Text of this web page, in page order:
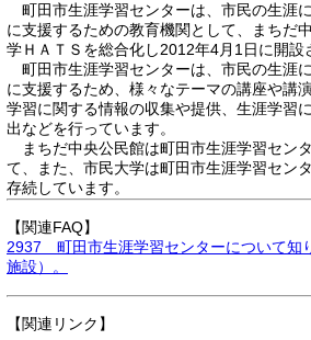
町田市生涯学習センターは、市民の生涯
に支援するための教育機関として、まちだ
学ＨＡＴＳを総合化し2012年4月1日に開設
町田市生涯学習センターは、市民の生涯
に支援するため、様々なテーマの講座や講
学習に関する情報の収集や提供、生涯学習
出などを行っています。
まちだ中央公民館は町田市生涯学習セン
て、また、市民大学は町田市生涯学習セン
存続しています。
【関連FAQ】
2937 町田市生涯学習センターについて知
施設）。
【関連リンク】